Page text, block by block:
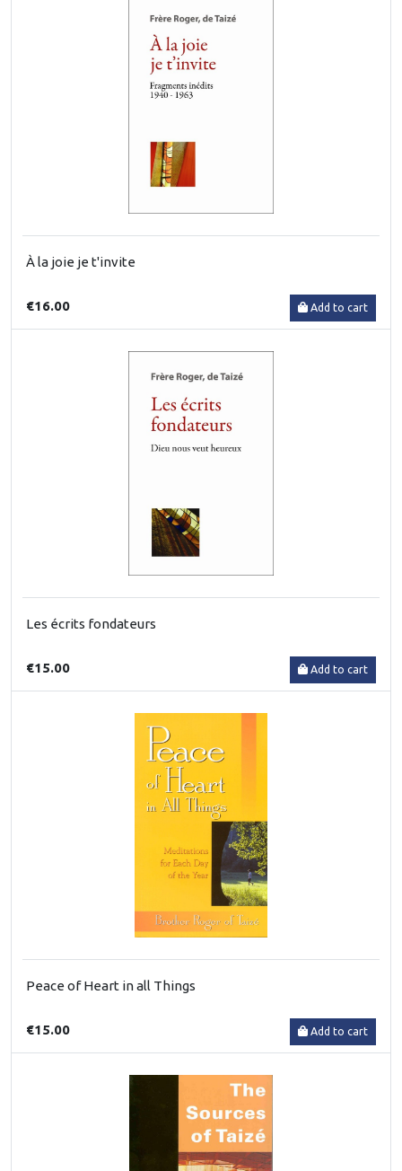
À la joie je t'invite
€16.00 Add to cart
Les écrits fondateurs
€15.00 Add to cart
Peace of Heart in all Things
€15.00 Add to cart